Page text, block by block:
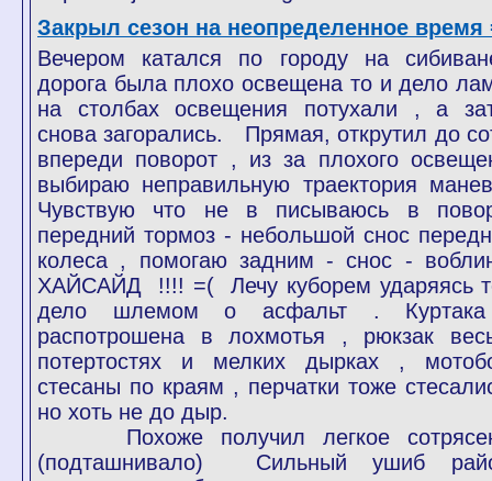
Закрыл сезон на неопределенное время
Вечером катался по городу на
дорога была плохо освещена то и дело
на столбах освещения потухали , а
снова загорались. Прямая, открутил до
впереди поворот , из за плохого
выбираю неправильную траектория
Чувствую что не в писываюсь в
передний тормоз - небольшой снос
колеса , помогаю задним - снос -
ХАЙСАЙД !!!! =( Лечу куборем ударяясь
дело шлемом о асфальт .
распотрошена в лохмотья , рюкзак
потертостях и мелких дырках ,
стесаны по краям , перчатки тоже
но хоть не до дыр.
Похоже получил легкое
(подташнивало) Сильный ушиб